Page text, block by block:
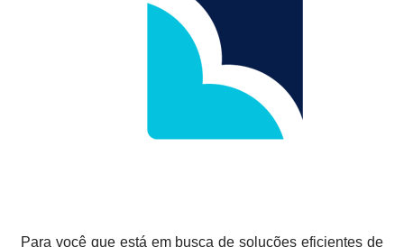
Para você que está em busca de soluções eficientes de